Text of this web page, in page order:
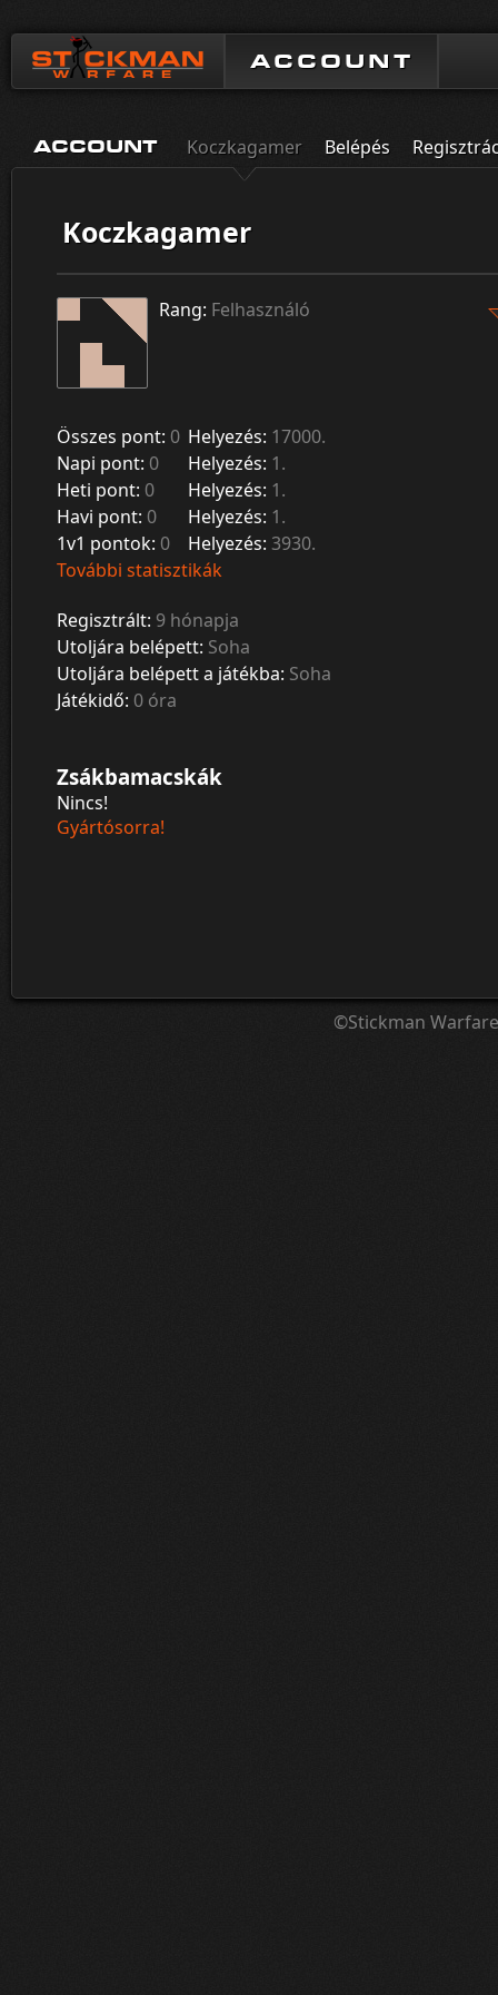
ACCOUNT
ACCOUNT Koczkagamer Belépés
Koczkagamer
Rang: Felhasználó
Összes pont: 0 Helyezés: 17000.
Napi pont: 0 Helyezés: 1.
Heti pont: 0 Helyezés: 1.
Havi pont: 0 Helyezés: 1.
1v1 pontok: 0 Helyezés: 3930.
További statisztikák
Regisztrált: 9 hónapja
Utoljára belépett: Soha
Utoljára belépett a játékba: Soha
Játékidő: 0 óra
Zsákbamacskák
Nincs!
Gyártósorra!
©Stickman Warfare